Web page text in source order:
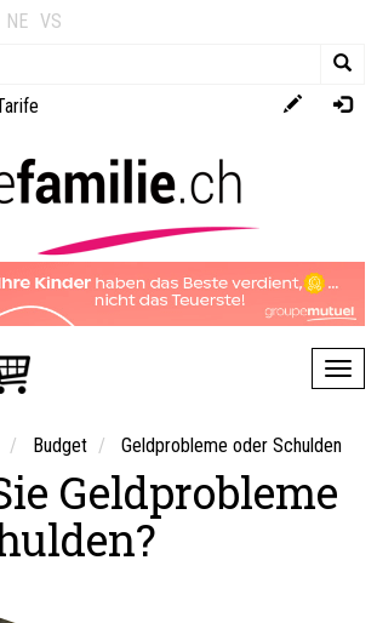
NE VS
Budget Geldprobleme oder Schulden
Geldprobleme